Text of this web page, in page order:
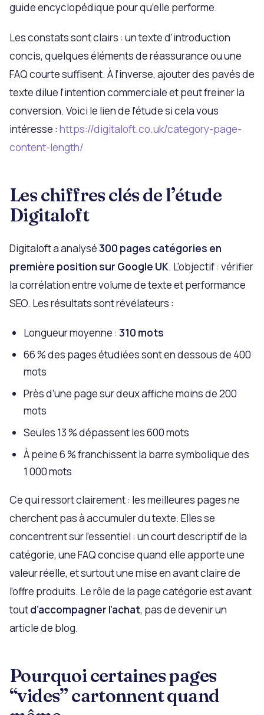
guide encyclopédique pour qu’elle performe.
Les constats sont clairs : un texte d’introduction
concis, quelques éléments de réassurance ou une
FAQ courte suffisent. À l’inverse, ajouter des pavés de
texte dilue l’intention commerciale et peut freiner la
conversion. Voici le lien de l'étude si cela vous
intéresse : https://digitaloft.co.uk/category-page-
content-length/
Les chiffres clés de l’étude
Digitaloft
Digitaloft a analysé300 pages catégories en
première position sur Google UK. L’objectif : vérifier
la corrélation entre volume de texte et performance
SEO. Les résultats sont révélateurs :
Longueur moyenne : 310 mots
66 % des pages étudiées sont en dessous de 400
mots
Près d’une page sur deux affiche moins de 200
mots
Seules 13 % dépassent les 600 mots
À peine 6 % franchissent la barre symbolique des
1 000 mots
Ce qui ressort clairement : les meilleures pages ne
cherchent pas à accumuler du texte. Elles se
concentrent sur l’essentiel : un court descriptif de la
catégorie, une FAQ concise quand elle apporte une
valeur réelle, et surtout une mise en avant claire de
l’offre produits. Le rôle de la page catégorie est avant
toutd’accompagner l’achat, pas de devenir un
article de blog.
Pourquoi certaines pages
“vides” cartonnent quand